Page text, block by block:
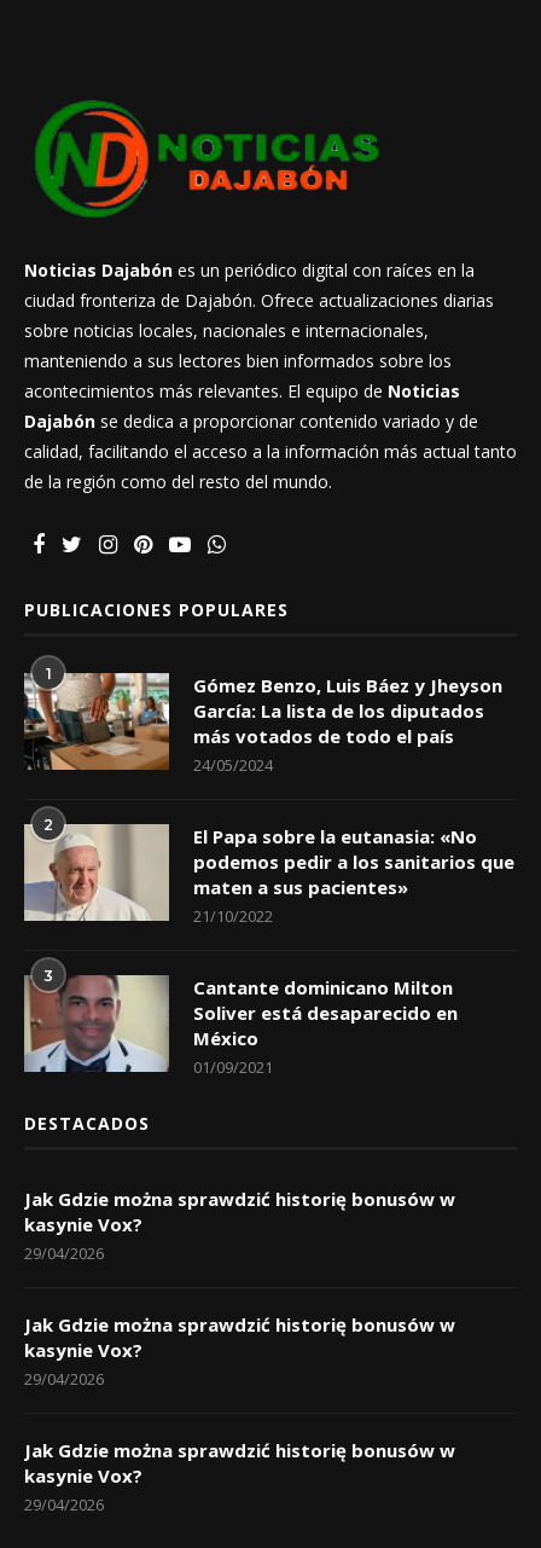
Noticias Dajabón es un periódico digital con raíces en la
ciudad fronteriza de Dajabón. Ofrece actualizaciones diarias
sobre noticias locales, nacionales e internacionales,
manteniendo a sus lectores bien informados sobre los
acontecimientos más relevantes. El equipo de Noticias
Dajabón se dedica a proporcionar contenido variado y de
calidad, facilitando el acceso a la información más actual tanto
de la región como del resto del mundo.
PUBLICACIONES POPULARES
1
Gómez Benzo, Luis Báez y Jheyson
García: La lista de los diputados
más votados de todo el país
24/05/2024
2
El Papa sobre la eutanasia: «No
podemos pedir a los sanitarios que
maten a sus pacientes»
21/10/2022
3
Cantante dominicano Milton
Soliver está desaparecido en
México
01/09/2021
DESTACADOS
Jak Gdzie można sprawdzić historię bonusów w
kasynie Vox?
29/04/2026
Jak Gdzie można sprawdzić historię bonusów w
kasynie Vox?
29/04/2026
Jak Gdzie można sprawdzić historię bonusów w
kasynie Vox?
29/04/2026